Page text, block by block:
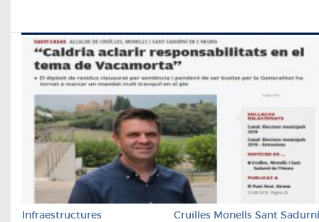
Infraestructures Cruïlles Monells Sant Sadurní